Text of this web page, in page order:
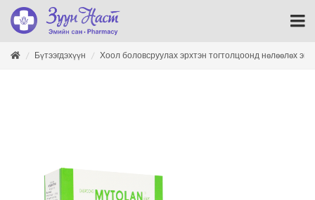
Бүтээгдэхүүн Хоол боловсруулах эрхтэн тогтолцоонд нөлөөлөх эм